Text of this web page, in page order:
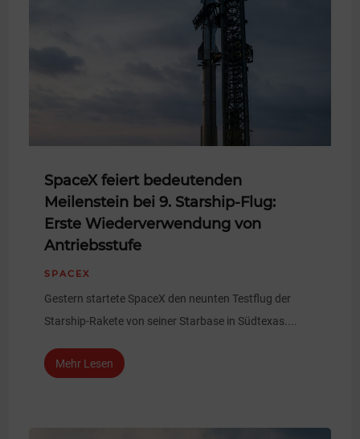
SpaceX feiert bedeutenden
Meilenstein bei 9. Starship-Flug:
Erste Wiederverwendung von
Antriebsstufe
SPACEX
Gestern startete SpaceX den neunten Testflug der
Starship-Rakete von seiner Starbase in Südtexas....
Mehr Lesen